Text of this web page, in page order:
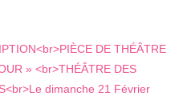
DE THÉÂTRE
» <br>THÉÂTRE DES
dimanche 21 Février